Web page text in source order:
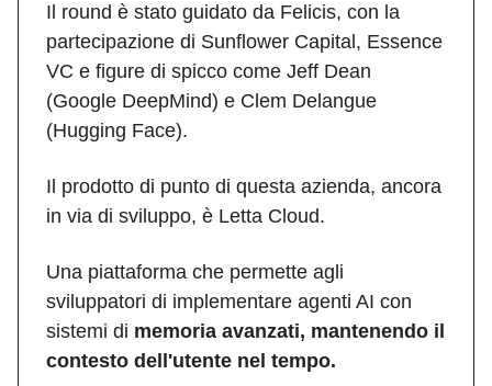
Il round è stato guidato da Felicis, con la
partecipazione di Sunflower Capital, Essence
VC e figure di spicco come Jeff Dean
(Google DeepMind) e Clem Delangue
(Hugging Face).
Il prodotto di punto di questa azienda, ancora
in via di sviluppo, è Letta Cloud.
Una piattaforma che permette agli
sviluppatori di implementare agenti AI con
sistemi di memoria avanzati, mantenendo il
contesto dell'utente nel tempo.